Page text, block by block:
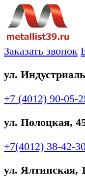
Заказать звонок
ул.
+7 (4012) 90-05-
ул. Полоцкая,
+7(4012) 38-42-
ул. Ялтинская,